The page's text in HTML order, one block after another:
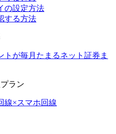
の設定方法
する方法
トが毎月たまるネット証券ま
ラン
線×スマホ回線